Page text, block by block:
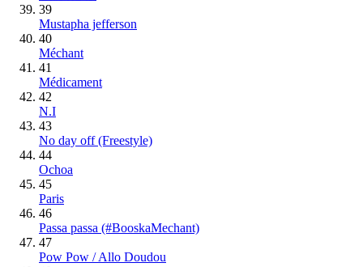
39
Mustapha jefferson
40
Méchant
41
Médicament
42
N.I
43
No day off (Freestyle)
44
Ochoa
45
Paris
46
Passa passa (#BooskaMechant)
47
Pow Pow / Allo Doudou